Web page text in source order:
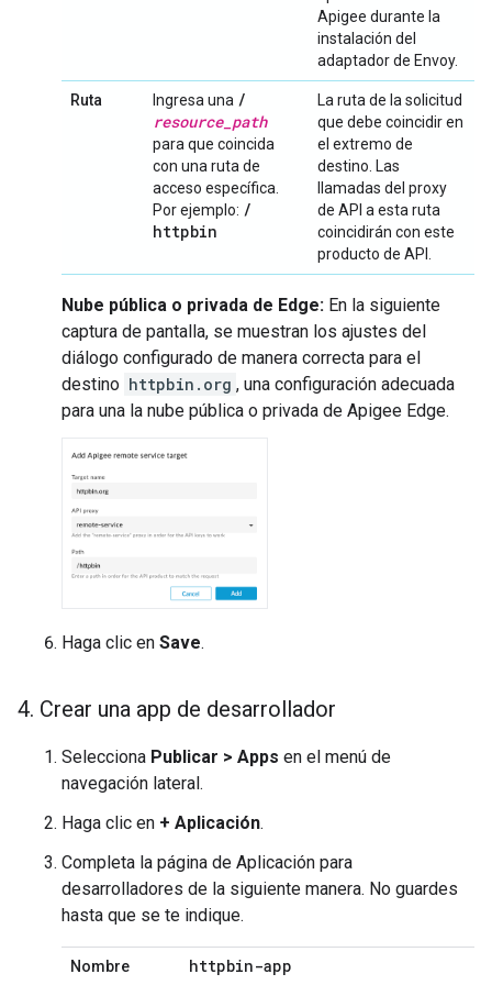
Apigee durante la
instalación del
adaptador de Envoy.
Ruta Ingresa una /
resource_ path
para que coincida
con una ruta de
acceso específica.
Por ejemplo: /
httpbin
La ruta de la solicitud
que debe coincidir en
el extremo de
destino. Las
llamadas del proxy
de API a esta ruta
coincidirán con este
producto de API.
Nube pública o privada de Edge: En la siguiente
captura de pantalla, se muestran los ajustes del
diálogo configurado de manera correcta para el
destino httpbin.org , una configuración adecuada
para una la nube pública o privada de Apigee Edge.
Haga clic en Save.
4. Crear una app de desarrollador
Selecciona Publicar > Apps en el menú de
navegación lateral.
Haga clic en + Aplicación.
Completa la página de Aplicación para
desarrolladores de la siguiente manera. No guardes
hasta que se te indique.
Nombre httpbin-app